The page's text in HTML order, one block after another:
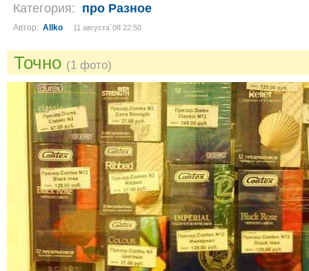
Категория: про Разное
Автор: Allko 11 августа´08 22:50
Точно (1 фото)